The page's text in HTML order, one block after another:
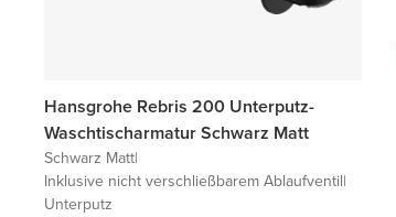
Hansgrohe Rebris 200 Unterputz-
Waschtischarmatur Schwarz Matt
Schwarz Matt|
Inklusive nicht verschließbarem Ablaufventil|
Unterputz